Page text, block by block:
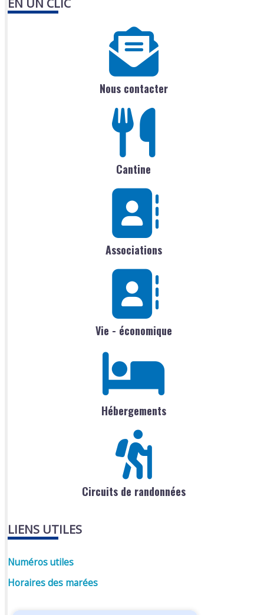
Nous contacter
Cantine
Associations
Vie - économique
Hébergements
Circuits de randonnées
LIENS UTILES
Numéros utiles
Horaires des marées